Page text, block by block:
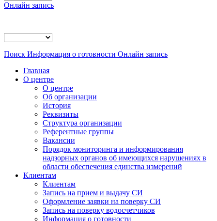
Онлайн запись
Поиск Информация о готовности Онлайн запись
Главная
О центре
О центре
Об организации
История
Реквизиты
Структура организации
Референтные группы
Вакансии
Порядок мониторинга и информирования
надзорных органов об имеющихся нарушениях в
области обеспечения единства измерений
Клиентам
Клиентам
Запись на прием и выдачу СИ
Оформление заявки на поверку СИ
Запись на поверку водосчетчиков
Информация о готовности